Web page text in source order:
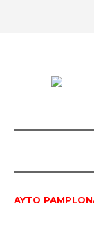
AYTO